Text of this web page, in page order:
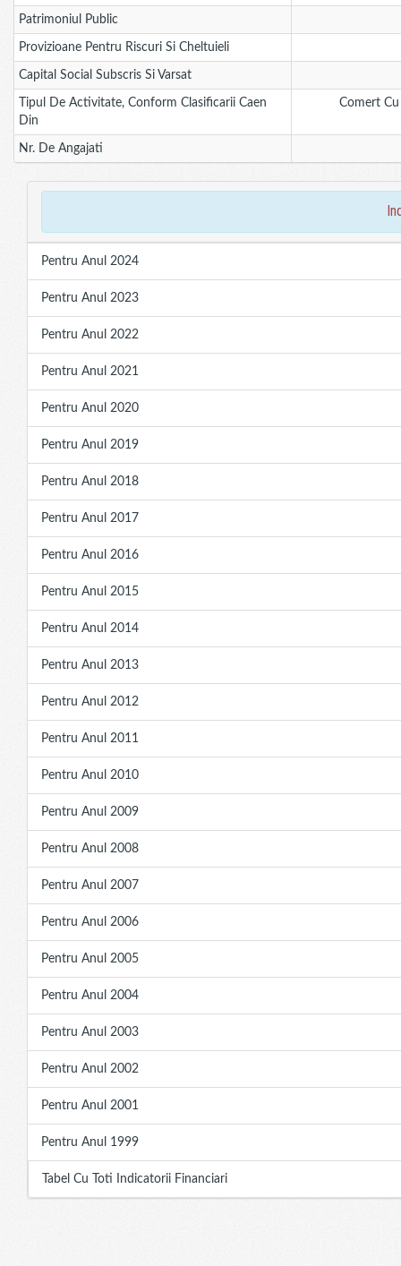
Patrimoniul Public
Provizioane Pentru Riscuri Si Cheltuieli
Capital Social Subscris Si Varsat
Tipul De Activitate, Conform Clasificarii Caen
Din
Comert
Nr. De Angajati
Pentru Anul 2024
Pentru Anul 2023
Pentru Anul 2022
Pentru Anul 2021
Pentru Anul 2020
Pentru Anul 2019
Pentru Anul 2018
Pentru Anul 2017
Pentru Anul 2016
Pentru Anul 2015
Pentru Anul 2014
Pentru Anul 2013
Pentru Anul 2012
Pentru Anul 2011
Pentru Anul 2010
Pentru Anul 2009
Pentru Anul 2008
Pentru Anul 2007
Pentru Anul 2006
Pentru Anul 2005
Pentru Anul 2004
Pentru Anul 2003
Pentru Anul 2002
Pentru Anul 2001
Pentru Anul 1999
Tabel Cu Toti Indicatorii Financiari